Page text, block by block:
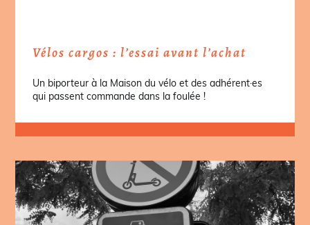
Vélos cargos : l’essai avant l’achat
Un biporteur à la Maison du vélo et des adhérent·es
qui passent commande dans la foulée !